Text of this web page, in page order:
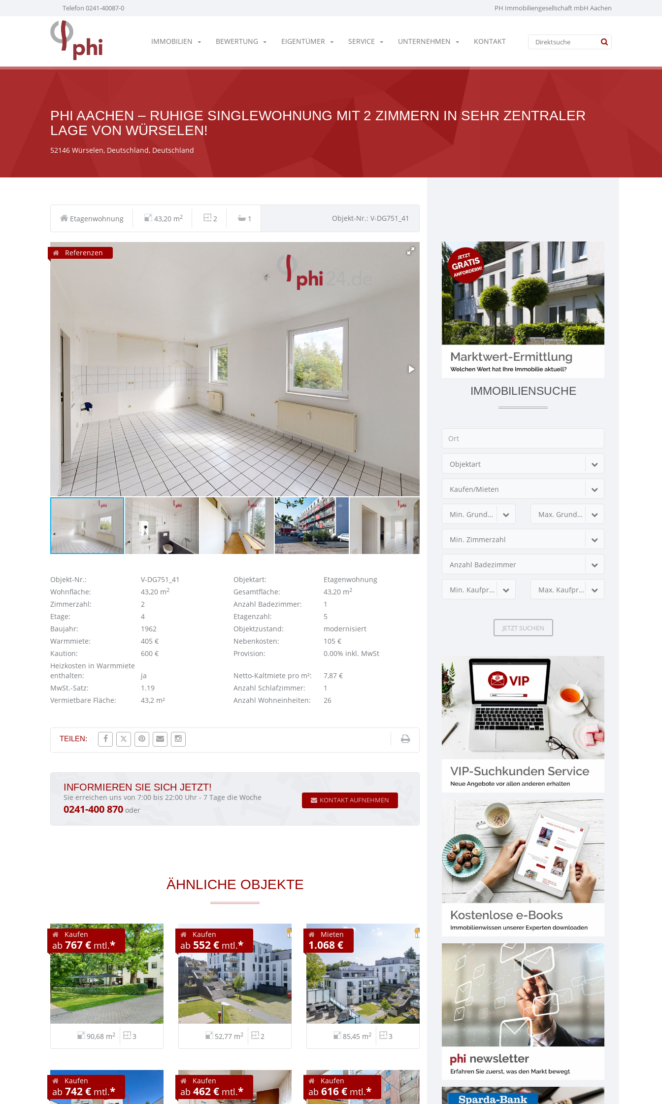
Telefon 0241-40087-0 PH Immobiliengesellschaft mbH Aachen
IMMOBILIEN BEWERTUNG EIGENTÜMER SERVICE UNTERNEHMEN KONTAKT
PHI AACHEN – RUHIGE SINGLEWOHNUNG MIT 2 ZIMMERN IN SEHR ZENTRALER
LAGE VON WÜRSELEN!
52146 Würselen, Deutschland, Deutschland
Etagenwohnung 43,20 m2 2 1 Objekt-Nr.: V-DG751_41
Referenzen
Objekt-Nr.: V-DG751_41 Objektart:
Etagenwohnung
Wohnfläche:
43,20 m2 Gesamtfläche: 43,20 m2
Zimmerzahl: 2 Anzahl Badezimmer:
1
Etage:
4 Etagenzahl:
5
Baujahr:
1962 Objektzustand:
modernisiert
Warmmiete:
405 € Nebenkosten:
105 €
Kaution:
600 € Provision:
0.00% inkl. MwSt
Heizkosten in Warmmiete
enthalten:
ja Netto-Kaltmiete pro m²:
7,87 €
MwSt.-Satz:
1.19 Anzahl Schlafzimmer:
1
Vermietbare Fläche:
43,2 m² Anzahl Wohneinheiten: 26
TEILEN:
INFORMIEREN SIE SICH JETZT!
Sie erreichen uns von 7:00 bis 22:00 Uhr - 7 Tage die Woche
0241-400 870 oder
KONTAKT AUFNEHMEN
ÄHNLICHE OBJEKTE
Kaufen
ab 767 € mtl.*
90,68 m2 3
Kaufen
ab 552 €mtl.*
52,77 m2 2
Mieten
1.068 €
85,45 m2 3
Kaufen
ab 742 € mtl.*
Kaufen
ab 462 €mtl.*
Kaufen
ab 616 €mtl.*
IMMOBILIENSUCHE
Objektart
Kaufen/Mieten
Min. Grundstücksfläche Max. Grundstücksfläche
Min. Zimmerzahl
Anzahl Badezimmer
Min. Kaufpreis Max. Kaufpreis
JETZT SUCHEN